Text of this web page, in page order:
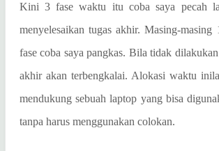
Kini 3 fase waktu itu coba saya pecah
menyelesaikan tugas akhir. Masing-masing
fase coba saya pangkas. Bila tidak
akhir akan terbengkalai. Alokasi waktu
mendukung sebuah laptop yang bisa
tanpa harus menggunakan colokan.